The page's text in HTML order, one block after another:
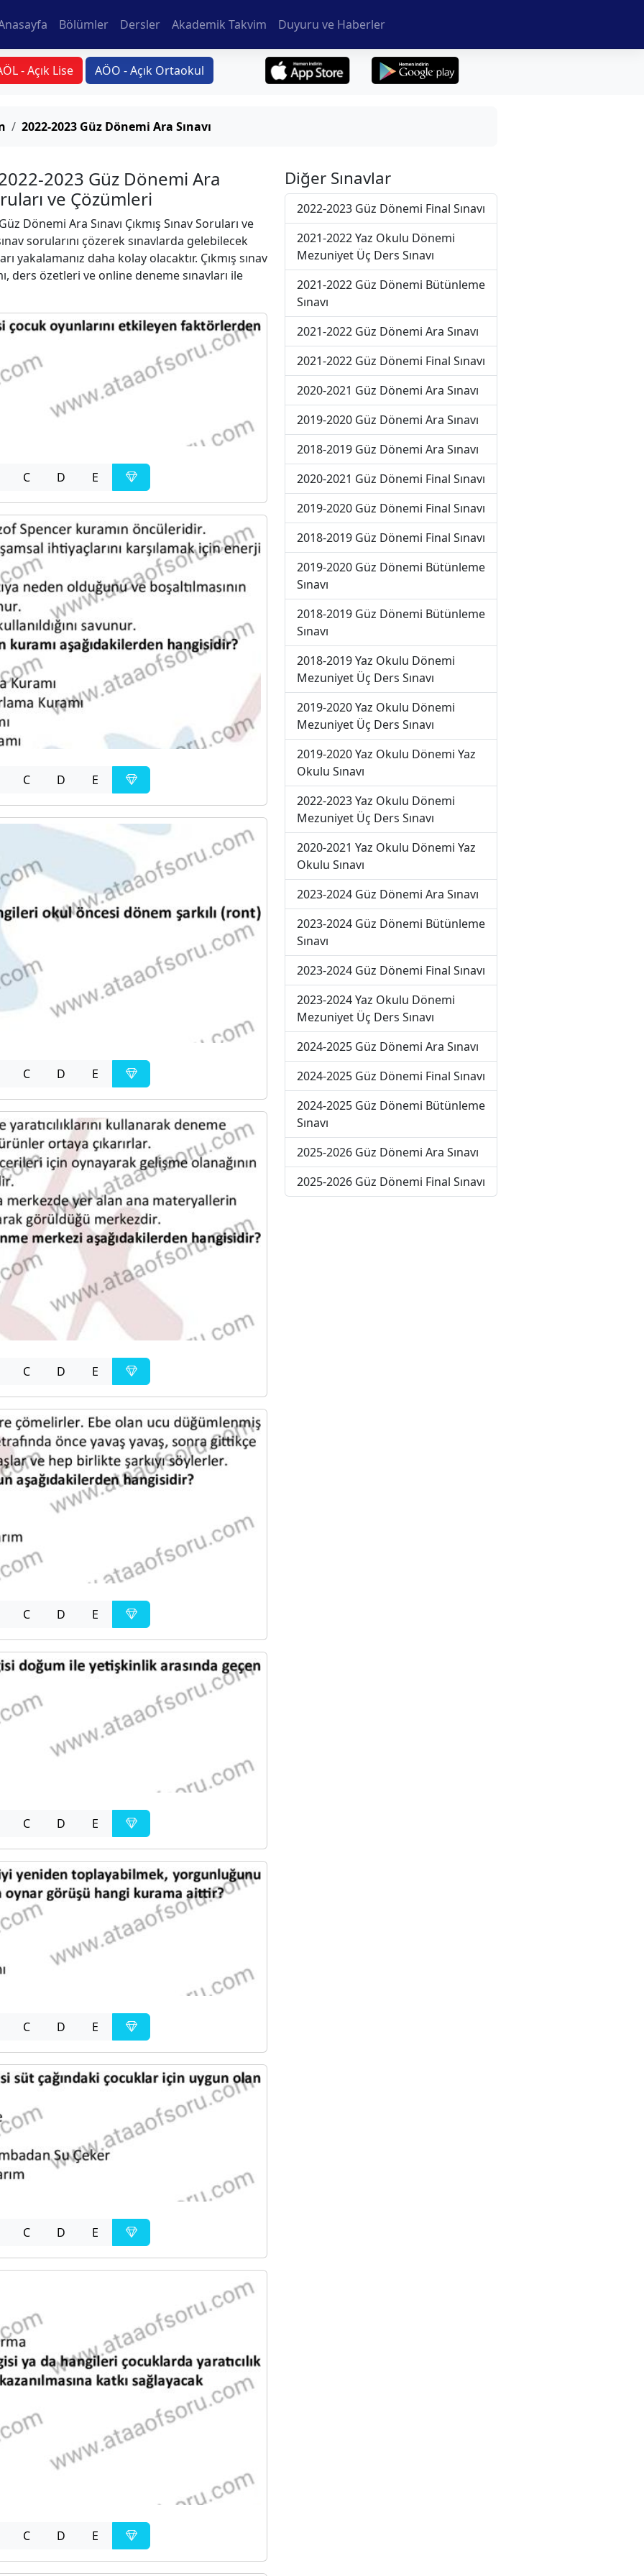
Bölümler Dersler Akademik Takvim Duyuru ve Haberler
- Açık Lise AÖO - Açık Ortaokul
2022-2023 Güz Dönemi Ara Sınavı
2023 Güz Dönemi Ara
ve Çözümleri
Dönemi Ara Sınavı Çıkmış Sınav Soruları ve
sorularını çözerek sınavlarda gelebilecek
yakalamanız daha kolay olacaktır. Çıkmış sınav
ders özetleri ve online deneme sınavları ile
C D E
C D E
C D E
C D E
C D E
C D E
C D E
C D E
C D E
Diğer Sınavlar
2022-2023 Güz Dönemi Final Sınavı
2021-2022 Yaz Okulu Dönemi
Mezuniyet Üç Ders Sınavı
2021-2022 Güz Dönemi Bütünleme
Sınavı
2021-2022 Güz Dönemi Ara Sınavı
2021-2022 Güz Dönemi Final Sınavı
2020-2021 Güz Dönemi Ara Sınavı
2019-2020 Güz Dönemi Ara Sınavı
2018-2019 Güz Dönemi Ara Sınavı
2020-2021 Güz Dönemi Final Sınavı
2019-2020 Güz Dönemi Final Sınavı
2018-2019 Güz Dönemi Final Sınavı
2019-2020 Güz Dönemi Bütünleme
Sınavı
2018-2019 Güz Dönemi Bütünleme
Sınavı
2018-2019 Yaz Okulu Dönemi
Mezuniyet Üç Ders Sınavı
2019-2020 Yaz Okulu Dönemi
Mezuniyet Üç Ders Sınavı
2019-2020 Yaz Okulu Dönemi Yaz
Okulu Sınavı
2022-2023 Yaz Okulu Dönemi
Mezuniyet Üç Ders Sınavı
2020-2021 Yaz Okulu Dönemi Yaz
Okulu Sınavı
2023-2024 Güz Dönemi Ara Sınavı
2023-2024 Güz Dönemi Bütünleme
Sınavı
2023-2024 Güz Dönemi Final Sınavı
2023-2024 Yaz Okulu Dönemi
Mezuniyet Üç Ders Sınavı
2024-2025 Güz Dönemi Ara Sınavı
2024-2025 Güz Dönemi Final Sınavı
2024-2025 Güz Dönemi Bütünleme
Sınavı
2025-2026 Güz Dönemi Ara Sınavı
2025-2026 Güz Dönemi Final Sınavı